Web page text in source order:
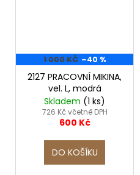
1 000 KČ –40 %
2127 PRACOVNÍ MIKINA,
vel. L, modrá
Skladem (1 ks)
726 Kč včetně DPH
600 Kč
DO KOŠÍKU